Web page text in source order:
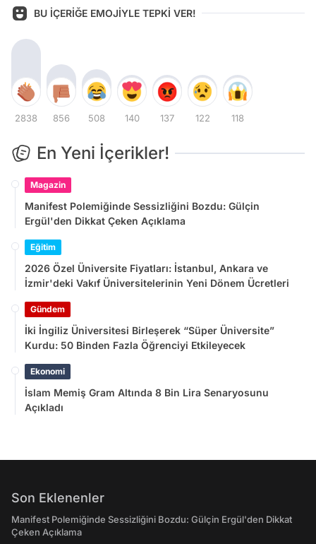
BU İÇERİĞE EMOJİYLE TEPKİ VER!
2838 856 508 140 137 122 118
En Yeni İçerikler!
Magazin
Manifest Polemiğinde Sessizliğini Bozdu: Gülçin
Ergül'den Dikkat Çeken Açıklama
Eğitim
2026 Özel Üniversite Fiyatları: İstanbul, Ankara ve
İzmir'deki Vakıf Üniversitelerinin Yeni Dönem Ücretleri
Gündem
İki İngiliz Üniversitesi Birleşerek “Süper Üniversite”
Kurdu: 50 Binden Fazla Öğrenciyi Etkileyecek
Ekonomi
İslam Memiş Gram Altında 8 Bin Lira Senaryosunu
Açıkladı
Son Eklenenler
Manifest Polemiğinde Sessizliğini Bozdu: Gülçin Ergül'den Dikkat
Çeken Açıklama